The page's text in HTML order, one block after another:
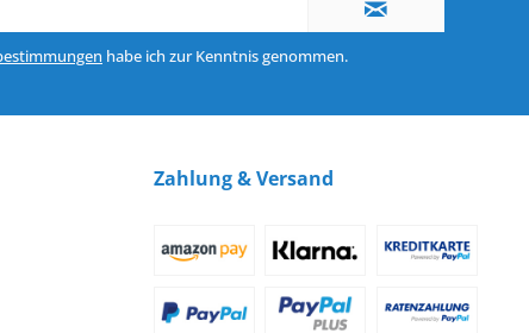
habe ich zur Kenntnis genommen.
Zahlung & Versand